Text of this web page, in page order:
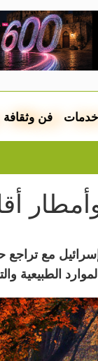
خدمات فن وثقافة
مع تراجع
الطبيعية